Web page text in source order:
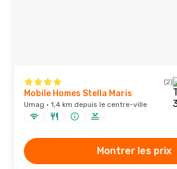
(2)
Mobile Homes Stella Maris
Umag · 1,4 km depuis le centre-ville
Montrer les prix